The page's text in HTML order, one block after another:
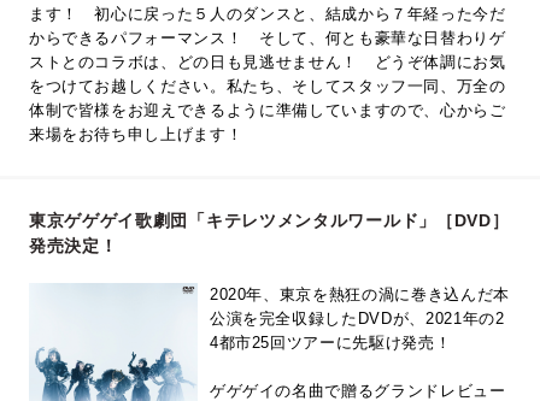
ます！ 初心に戻った５人のダンスと、結成から７年経った今だ
からできるパフォーマンス！ そして、何とも豪華な日替わりゲ
ストとのコラボは、どの日も見逃せません！ どうぞ体調にお気
をつけてお越しください。私たち、そしてスタッフ一同、万全の
体制で皆様をお迎えできるように準備していますので、心からご
来場をお待ち申し上げます！
東京ゲゲゲイ歌劇団「キテレツメンタルワールド」［DVD］
発売決定！
2020年、東京を熱狂の渦に巻き込んだ本
公演を完全収録したDVDが、2021年の2
4都市25回ツアーに先駆け発売！
ゲゲゲイの名曲で贈るグランドレビュー